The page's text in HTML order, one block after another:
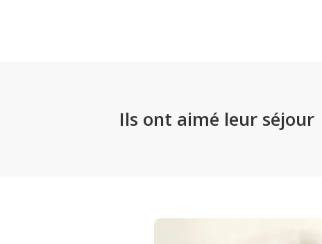
Ils ont aimé leur séjour